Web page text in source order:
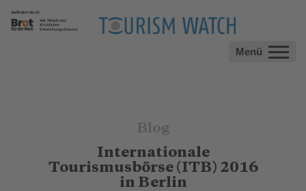
Menü
Blog
Internationale
Tourismusbörse (ITB) 2016
in Berlin